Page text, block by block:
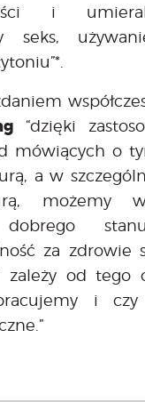
i
seks,
“dzięki
mówiących o
a w
możemy
dobrego
za zdrowie
zależy od tego
i czy